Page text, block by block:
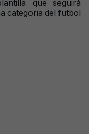
que seguirà
categoria del futbol